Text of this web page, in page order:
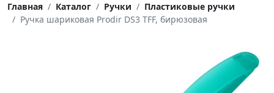
Главная Каталог Ручки
Пластиковые ручки
Ручка шариковая Prodir DS3 TFF, бирюзовая